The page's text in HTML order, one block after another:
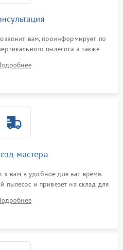
вам, проинформирует по
пылесоса а также
мастера
к вам в удобное для вас время.
пылесос и привезет на склад для